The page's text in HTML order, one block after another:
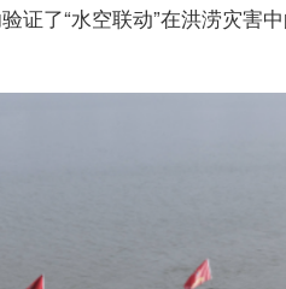
了“水空联动”在洪涝灾害中